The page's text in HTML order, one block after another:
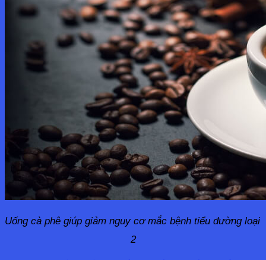
Uống cà phê giúp giảm nguy cơ mắc bệnh tiểu đường loại
2